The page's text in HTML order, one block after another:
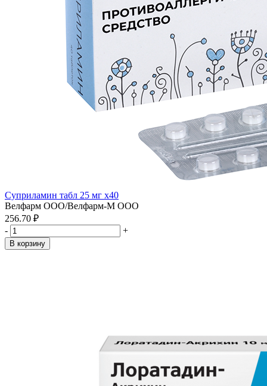
Суприламин табл 25 мг x40
Велфарм ООО/Велфарм-М ООО
256.70 ₽
-
+
В корзину